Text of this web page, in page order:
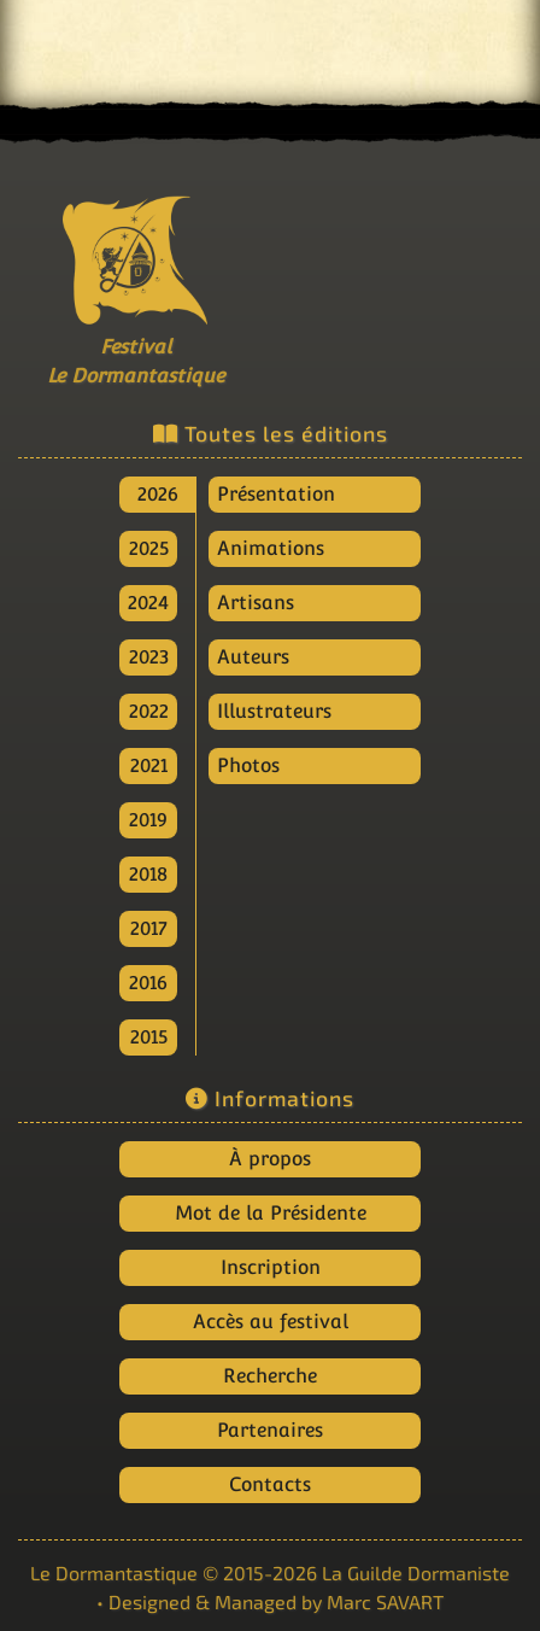
Festival
Le Dormantastique
Toutes les éditions
2026
2025
2024
2023
2022
2021
2019
2018
2017
2016
2015
Présentation
Animations
Artisans
Auteurs
Illustrateurs
Photos
Informations
À propos
Mot de la Présidente
Inscription
Accès au festival
Recherche
Partenaires
Contacts
Le Dormantastique © 2015-2026 La Guilde Dormaniste
• Designed & Managed by Marc SAVART